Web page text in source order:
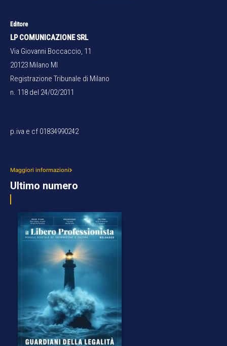
Editore
LP COMUNICAZIONE SRL
Via Giovanni Boccaccio, 11
20123 Milano MI
Registrazione Tribunale di Milano
n. 118 del 24/02/2011
p.iva e cf 01834990242
Maggiori informazioni
Ultimo numero